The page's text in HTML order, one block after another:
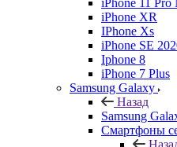
iPhone 11 Pro
iPhone XR
IPhone Xs
iPhone SE
Iphone 8
iPhone 7 Plus
Samsung Galaxy
Назад
Samsung
Смартфоны